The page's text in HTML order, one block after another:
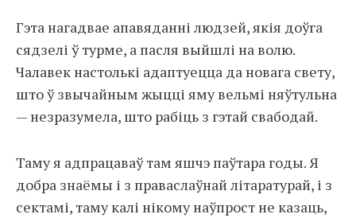
Гэта нагадвае апавяданні людзей, якія доўга
сядзелі ў турме, а пасля выйшлі на волю.
Чалавек настолькі адаптуецца да новага свету,
што ў звычайным жыцці яму вельмі няўтульна
— незразумела, што рабіць з гэтай свабодай.
Таму я адпрацаваў там яшчэ паўтара годы. Я
добра знаёмы і з праваслаўнай літаратурай, і з
сектамі, таму калі нікому наўпрост не казаць,